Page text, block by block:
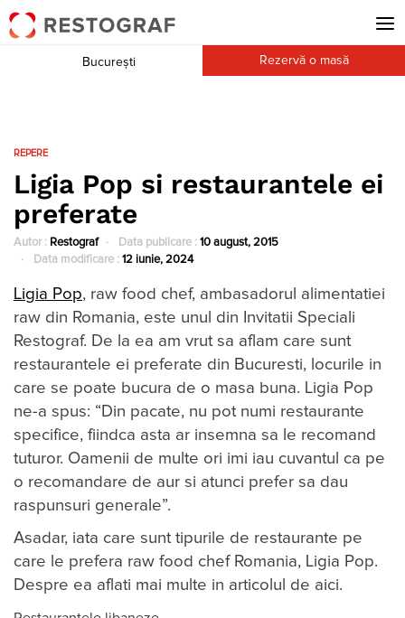
București Rezervă o masă
REPERE
Ligia Pop si restaurantele ei
preferate
Autor : Restograf Data publicare : 10 august, 2015
Data modificare : 12 iunie, 2024
Ligia Pop, raw food chef, ambasadorul alimentatiei
raw din Romania, este unul din Invitatii Speciali
Restograf. De la ea am vrut sa aflam care sunt
restaurantele ei preferate din Bucuresti, locurile in
care se poate bucura de o masa buna. Ligia Pop
ne-a spus: “Din pacate, nu pot numi restaurante​
specifice​, fiindca asta ar insemna sa le recomand
tuturor​.​ Oamenii de multe ori ​imi iau cuvantul ca pe
o recomandare de aur​ si atunci ​prefer sa ​dau
raspunsuri generale​​”.
Asadar, iata care sunt tipurile de restaurante pe
care le prefera raw food chef Romania, Ligia Pop.
Despre ea aflati mai multe in articolul de aici.